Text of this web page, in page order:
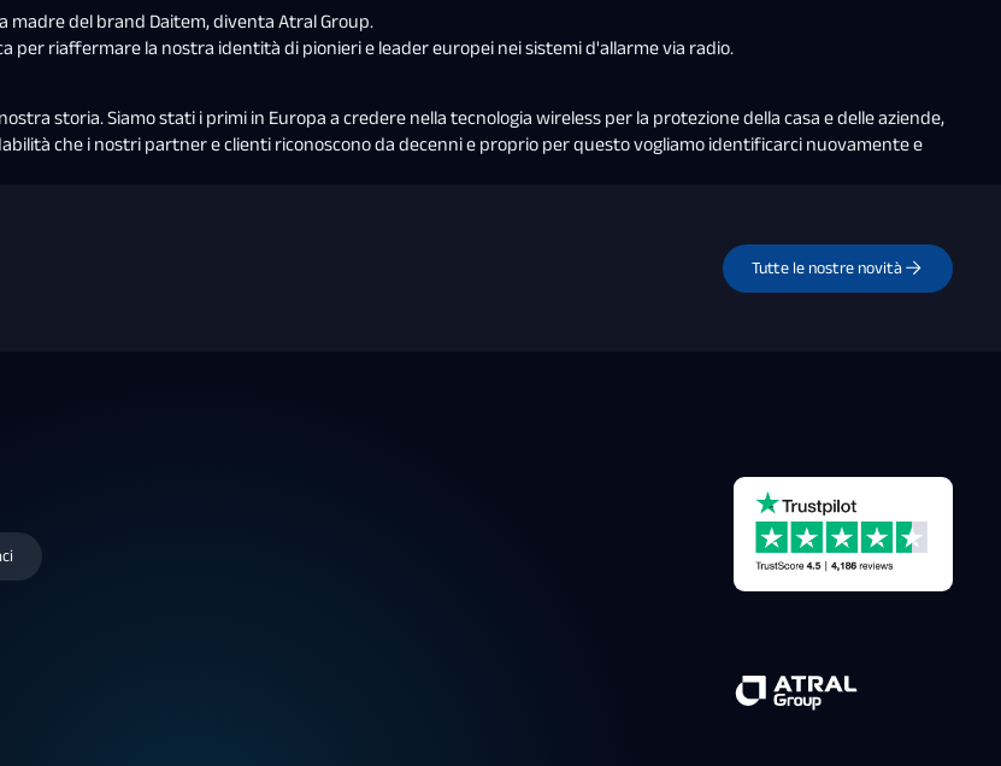
madre del brand Daitem, diventa Atral Group.
per riaffermare la nostra identità di pionieri e leader europei nei sistemi d'allarme via radio.
storia. Siamo stati i primi in Europa a credere nella tecnologia wireless per la protezione della casa e delle aziende,
che i nostri partner e clienti riconoscono da decenni e proprio per questo vogliamo identificarci nuovamente e
Tutte le nostre novità